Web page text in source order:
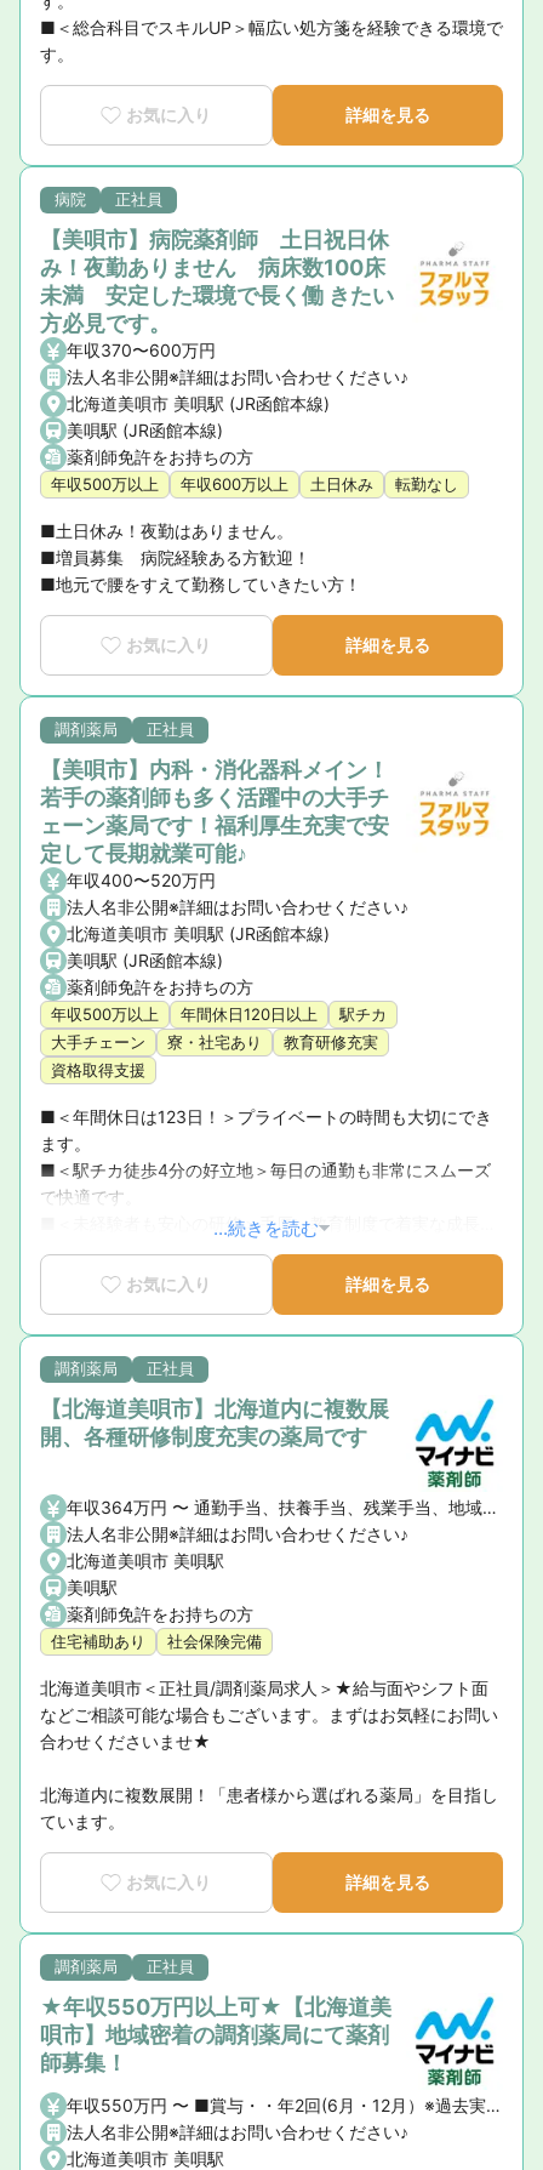
■＜総合科目でスキルUP＞幅広い処方箋を経験できる環境で
す。
お気に入り 詳細を見る
病院 正社員
【美唄市】病院薬剤師 土日祝日休
み！夜勤ありません 病床数100床
未満 安定した環境で長く働 きたい
方必見です。
年収370〜600万円
法人名非公開※詳細はお問い合わせください♪
北海道美唄市 美唄駅 (JR函館本線)
美唄駅 (JR函館本線)
薬剤師免許をお持ちの方
年収500万以上 年収600万以上 土日休み 転勤なし
■土日休み！夜勤はありません。
■増員募集　病院経験ある方歓迎！
■地元で腰をすえて勤務していきたい方！
お気に入り 詳細を見る
調剤薬局 正社員
【美唄市】内科・消化器科メイン！
若手の薬剤師も多く活躍中の大手チ
ェーン薬局です！福利厚生充実で安
定して長期就業可能♪
年収400〜520万円
法人名非公開※詳細はお問い合わせください♪
北海道美唄市 美唄駅 (JR函館本線)
美唄駅 (JR函館本線)
薬剤師免許をお持ちの方
年収500万以上 年間休日120日以上
駅チカ
大手チェーン
寮・社宅あり
教育研修充実
資格取得支援
■＜年間休日は123日！＞プライベートの時間も大切にでき
ます。
■＜駅チカ徒歩4分の好立地＞毎日の通勤も非常にスムーズ
で快適です。
■＜未経験者も安心の研修＞手厚い教育制度で着実な成長を
支援します。
...続きを読む
お気に入り 詳細を見る
調剤薬局 正社員
【北海道美唄市】北海道内に複数展
開、各種研修制度充実の薬局です
年収364万円 〜 通勤手当、扶養手当、残業手当、地域手当、役職手当、住宅手当、資格手当
法人名非公開※詳細はお問い合わせください♪
北海道美唄市 美唄駅
美唄駅
薬剤師免許をお持ちの方
住宅補助あり 社会保険完備
北海道美唄市＜正社員/調剤薬局求人＞★給与面やシフト面
などご相談可能な場合もございます。まずはお気軽にお問い
合わせくださいませ★
北海道内に複数展開！「患者様から選ばれる薬局」を目指し
ています。
お気に入り 詳細を見る
調剤薬局 正社員
★年収550万円以上可★【北海道美
唄市】地域密着の調剤薬局にて薬剤
師募集！
年収550万円 〜 ■賞与・・年2回(6月・12月）※過去実績計4.5ヶ月分 ■昇給・・年1回(4月)
法人名非公開※詳細はお問い合わせください♪
北海道美唄市 美唄駅